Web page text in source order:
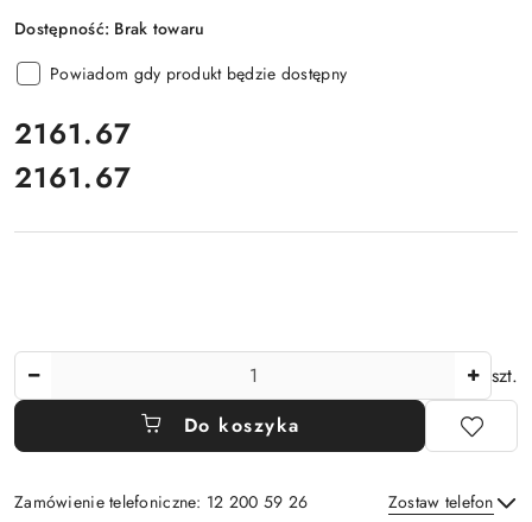
Dostępność: Brak towaru
Powiadom gdy produkt będzie dostępny
cena:
2161.67
Cena:
2161.67
szt.
Do koszyka
Zamówienie telefoniczne: 12 200 59 26 Zostaw telefon